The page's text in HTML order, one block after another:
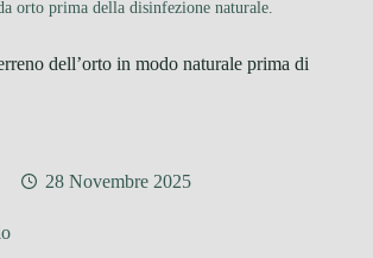
orto prima della disinfezione naturale.
dell’orto in modo naturale prima di
28 Novembre 2025